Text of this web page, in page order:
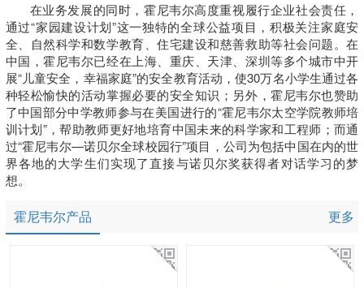
在业务发展的同时，霍尼韦尔高度重视履行企业社会责任，
通过“家园建设计划”这一独特的全球公益项目，积极关注家庭安
全、自然科学和数学教育、住宅建设和慈善救助等社会问题。在
中国，霍尼韦尔已经在上海、重庆、天津、深圳等多个城市中开
展“儿童安全，幸福家庭”的安全教育活动，使30万名小学生通过各
种轻松愉快的活动掌握必要的安全知识；另外，霍尼韦尔也赞助
了中国部分中学教师参与在美国进行的“霍尼韦尔太空学院教师培
训计划”，帮助教师更好地培育中国未来的科学家和工程师；而通
过“霍尼韦尔—诺贝尔全球校园行”项目，公司为包括中国在内的世
界各地的大学生们实现了直接与诺贝尔奖获得者对话学习的梦
想。
霍尼韦尔产品 更多